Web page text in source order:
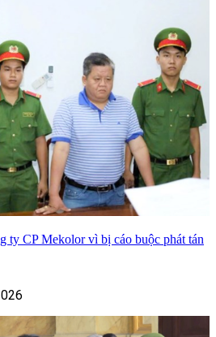
ty CP Mekolor vì bị cáo buộc phát tán